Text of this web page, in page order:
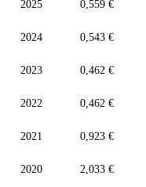
2025 0,559 €
2024 0,543 €
2023 0,462 €
2022 0,462 €
2021 0,923 €
2020 2,033 €